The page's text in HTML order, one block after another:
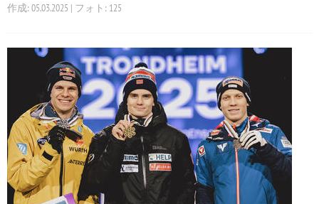
作成: 05.03.2025 | フォト: 125